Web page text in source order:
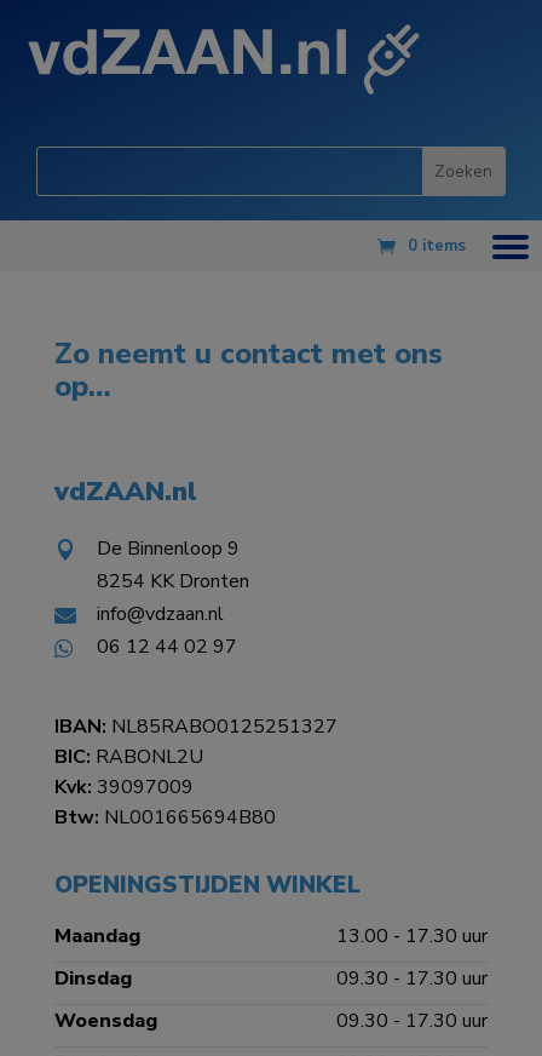
0 items
Zo neemt u contact met ons
op…
vdZAAN.nl
 De Binnenloop 9
8254 KK Dronten
 info@vdzaan.nl
 06 12 44 02 97
IBAN: NL85RABO0125251327
BIC: RABONL2U
Kvk: 39097009
Btw: NL001665694B80
OPENINGSTIJDEN WINKEL
Maandag
13.00 - 17.30 uur
Dinsdag
09.30 - 17.30 uur
Woensdag
09.30 - 17.30 uur